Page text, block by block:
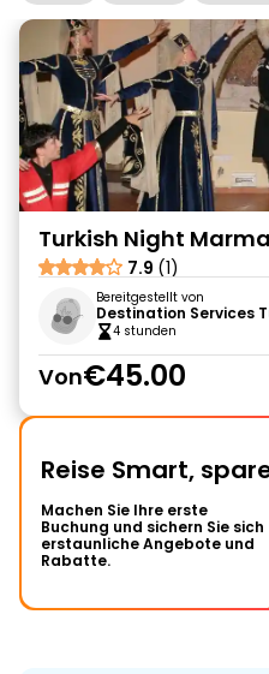
Turkish Night
7.9 (1)
Bereitgestellt von
Destination Services
4 stunden
Von€45.00
Reise Smart,
Machen Sie Ihre erste
Buchung und sichern Sie sich
erstaunliche Angebote und
Rabatte.